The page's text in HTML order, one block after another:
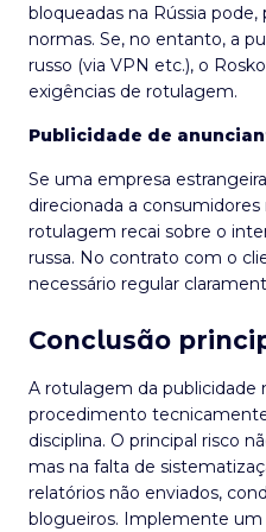
bloqueadas na Rússia pode,
normas. Se, no entanto, a
russo (via VPN etc.), o
exigências de rotulagem.
Publicidade de
Se uma empresa
direcionada a consumidores
rotulagem recai sobre o
russa. No contrato com o
necessário regular
Conclusão
A rotulagem da publicidade
procedimento
disciplina. O principal risco
mas na falta de
relatórios não enviados,
blogueiros. Implemente